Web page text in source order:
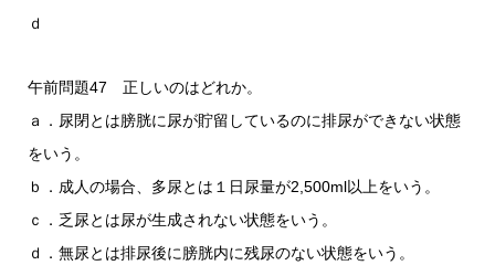
ｄ
午前問題47 正しいのはどれか。
ａ．尿閉とは膀胱に尿が貯留しているのに排尿ができない状態
をいう。
ｂ．成人の場合、多尿とは１日尿量が2,500ml以上をいう。
ｃ．乏尿とは尿が生成されない状態をいう。
ｄ．無尿とは排尿後に膀胱内に残尿のない状態をいう。